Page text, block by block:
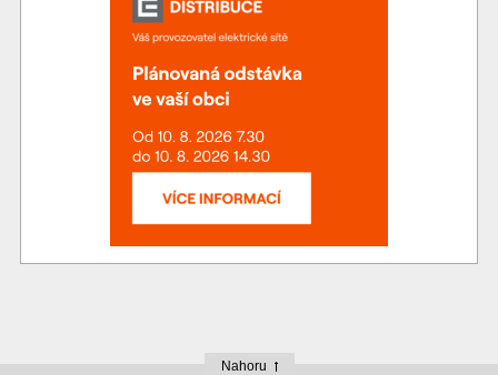
Nahoru